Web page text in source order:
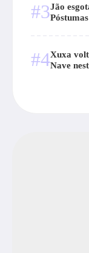
#3Jão
#4Xuxa
Nave